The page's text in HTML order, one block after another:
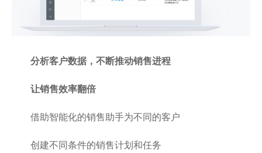
分析客户数据，不断推动销售进程
让销售效率翻倍
借助智能化的销售助手为不同的客户
创建不同条件的销售计划和任务